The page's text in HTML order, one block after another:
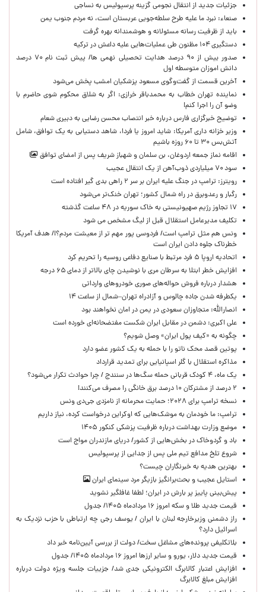
جزئیات جدید از انتقال نجومی گزینه پرسپولیس به نساجی
صنعاء: نبرد ما علیه طرح سلطه‌جویی عربستان است، نه مردم جنوب یمن
باید از ظرفیت رسانه مسئولانه و هوشمندانه بهره گرفت
دستگیری ۱۰۴ مظنون طی عملیات‌هایی علیه داعش در ترکیه
صدور بیش از ۹۰ درصد هدایت تحصیلی نهمی ها/ پیش ثبت نام ۷۰ درصد
دانش اموزان متوسطه اول
آخرین قسمت از گفت‌وگوی مسعود پزشکیان امشب پخش می‌شود
نماینده تهران خطاب به محمدباقر خرازی: اگر به شلاق محکوم شوی حاضرم با
وضو آن را اجرا کنم!
توضیح خبرگزاری فارس درباره خبر انتصاب محسن رضایی به دبیری شعام
وزیر خزانه داری آمریکا: شاید امروز یا فردا، شاهد دستیابی به یک توافق، شامل
آتش‌بس ۳۰ تا ۶۰ روزه باشیم
اقامه نماز جمعه اردوغان، بن ‌سلمان و شهباز شریف پس از امضای توافق
سود ۷۰ میلیاردی ذوب‌آهن از یک انتقال عجیب
رویترز: ترامپ در جنگ علیه ایران بر سر ۲ راهی بدی گیر افتاده است
رگبار و رعدوبرق در راه شمال کشور؛ تهران خنک‌تر می‌شود
۱۷ تجاوز رژیم صهیونیستی به خاک سوریه در ۴۸ ساعت گذشته
تکلیف مدیرعامل استقلال قبل از لیگ مشخص می شود
ونس هم مثل ترامپ است/ فردوسی پور مهم تر از معیشت مردم؟!/ هدف آمریکا
خطرناک جلوه دادن ایران است
اتحادیه اروپا ۵ فرد مرتبط با صنایع دفاعی روسیه را تحریم کرد
افزایش خطر ابتلا به سرطان مری با نوشیدن چای بالاتر از دمای ۶۵ درجه
هشدار درباره فروش حواله‌های صوری خودروهای وارداتی
یکطرفه شدن جاده چالوس و آزادراه تهران–شمال از ساعت ۱۴
انصارالله: متجاوزان سعودی در یمن در امان نخواهند بود
علی اکبری: دشمن در مقابل ایران شکست مفتضحانه‌ای خورده است
چگونه به «کیف پول ایران» وصل شویم؟
پوتین قصد محک ناتو را با حمله به یک کشور عضو دارد
مذاکره استقلال با گلر اسپانیایی برای تمدید قرارداد
یک ماه، ۴ کودک قربانی حمله سگ‌ها در سنندج / چرا حوادث تکرار می‌شود؟
۲ درصد از مشترکان ۱۰ درصد برق خانگی را مصرف می‌کنند!
نسخه ترامپ برای ۲۰۲۸؛ حمایت محرمانه از نامزدی جی‌دی ونس
ترامپ: ما خودمان به موشک‌هایی که اوکراین درخواست کرده، نیاز داریم
موضع وزارت بهداشت درباره ظرفیت پزشکی کنکور ۱۴۰۵
باد و گردوخاک در بخش‌هایی از کشور/ دریای مازندران مواج است
شروع تلخ مدافع تیم ملی پس از جدایی از پرسپولیس
بهترین هدیه به خبرنگاران چیست؟
استایل عجیب و بحث‌برانگیز بازیگر مرد سینمای ایران
پیش‌بینی پاییز پر بارش در ایران؛ لطفا غافلگیر نشوید
قیمت جدید طلا و سکه امروز ۱۶ مردادماه ۱۴۰۵/ جدول
راز دشمنی وزیرخارجه لبنان با ایران / یوسف رجی چه ارتباطی با حزب نزدیک به
اسرائیل دارد؟
بلاتکلیفی پرونده‌های مشاغل سخت/ دولت از بررسی آیین‌نامه خبر داد
قیمت جدید دلار، یورو و سایر ارزها امروز ۱۶ مردادماه ۱۴۰۵/ جدول
افزایش اعتبار کالابرگ الکترونیکی جدی شد/ جزییات جلسه ویژه دولت درباره
افزایش مبلغ کالابرگ